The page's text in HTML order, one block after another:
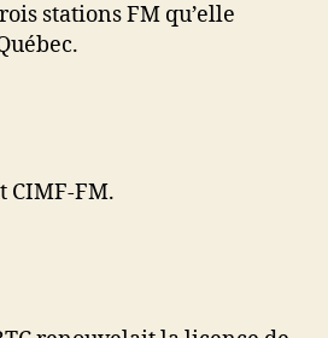
stations FM qu’elle
CIMF-FM.